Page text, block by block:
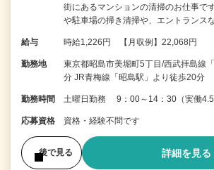
街にあるマンションの清掃のお仕事で
や駐車場の掃き清掃や、エントランス
給与 時給1,226円 【月収例】22,068円
勤務地
東京都昭島市美堀町5丁目/西武拝島線
分 JR青梅線「昭島駅」より徒歩20分
勤務時間 土曜日勤務 9：00～14：30（実働
応募資格 資格・経験不問です
後で見る 詳細を見る